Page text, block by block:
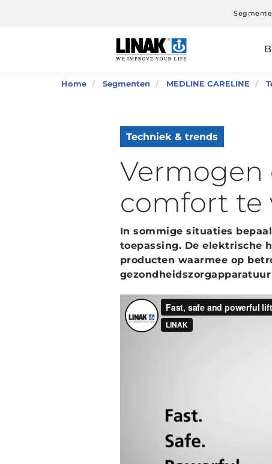
Home Segmenten MEDLINE CARELINE
Techniek & trends
Vermogen
comfort te
In sommige situaties
toepassing. De elektrische
producten waarmee op